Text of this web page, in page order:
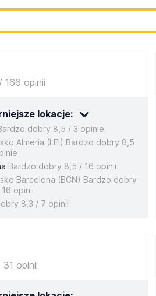
166 opinii
lokacje:
dobry 8,5 / 3 opinie
Almeria (LEI) Bardzo dobry 8,5
Bardzo dobry 8,5 / 16 opinii
Barcelona (BCN) Bardzo dobry
opinii
8,3 / 7 opinii
31 opinii